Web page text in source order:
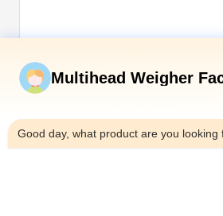
Multihead Weigher
Good day, what product are you looking